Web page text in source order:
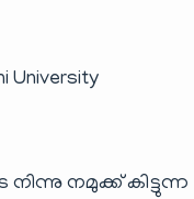
University
നമുക്ക് കിട്ടുന്ന